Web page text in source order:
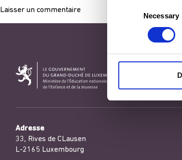
Necessary
Adresse
33, Rives de CLausen
L-2165 Luxembourg